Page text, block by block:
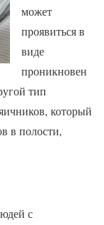
может
проявиться в
виде
проникновен
тип
который
в полости,
с